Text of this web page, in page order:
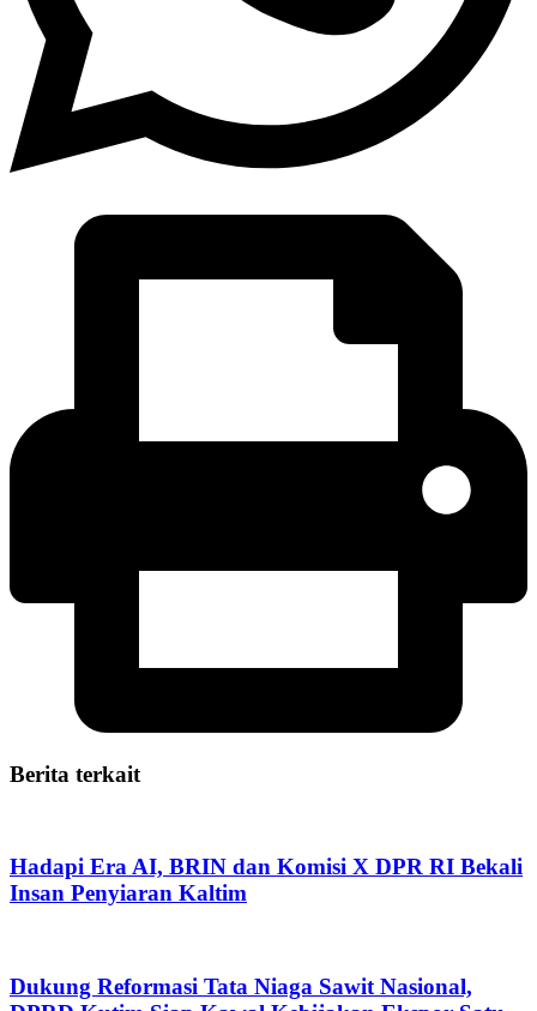
Berita terkait
Hadapi Era AI, BRIN dan Komisi X DPR RI Bekali
Insan Penyiaran Kaltim
Dukung Reformasi Tata Niaga Sawit Nasional,